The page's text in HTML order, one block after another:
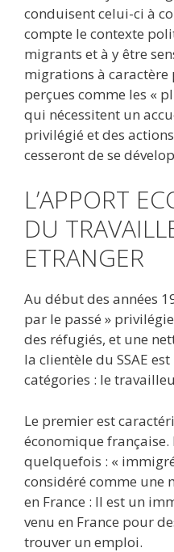
conduisent celui-ci à
compte le contexte
migrants et à y être
migrations à
perçues comme les «
qui nécessitent un
privilégié et des
cesseront de se
L’APPORT
DU
ETRANGER
Au début des années
par le passé »
des réfugiés, et une
la clientèle du SSAE
catégories : le
Le premier est
économique française.
quelquefois : «
considéré comme une
en France : Il est un
venu en France pour
trouver un emploi.